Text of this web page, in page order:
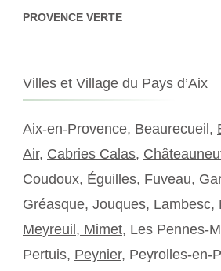
PROVENCE VERTE
Villes et Village du Pays d’Aix
Aix-en-Provence, Beaurecueil,
Air, Cabries Calas,
Coudoux, Éguilles, Fuveau,
Gréasque, Jouques, Lambesc,
Meyreuil, Mimet, Les Pennes-
Pertuis, Peynier, Peyrolles-en-